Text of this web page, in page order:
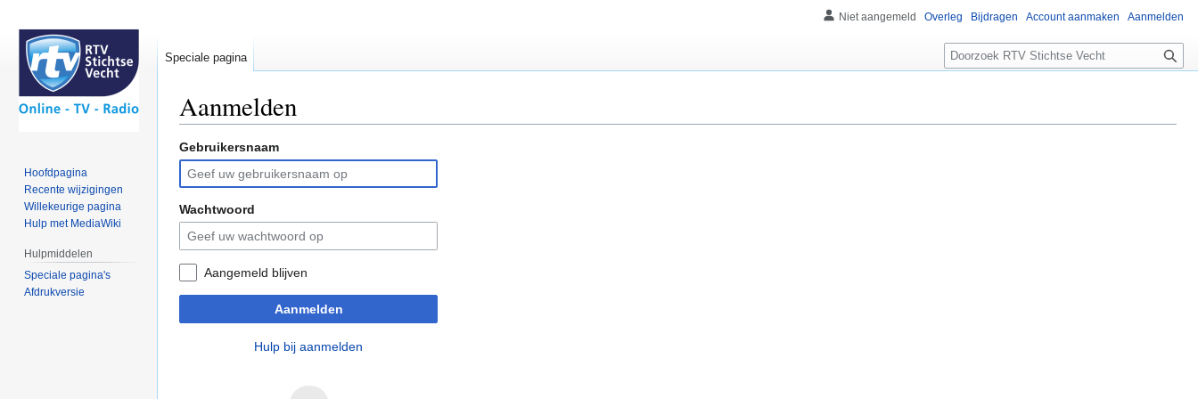
Aanmelden
Naar
navigatie
springen
Naar
zoeken
springen
Gebruikersnaam
Wachtwoord
Aangemeld blijven
Aanmelden
Hulp bij aanmelden
Niet aangemeld Overleg Bijdragen Account aanmaken Aanmelden
Speciale pagina
Zoeken
Hoofdpagina
Recente wijzigingen
Willekeurige pagina
Hulp met MediaWiki
Hulpmiddelen
Speciale pagina's
Afdrukversie